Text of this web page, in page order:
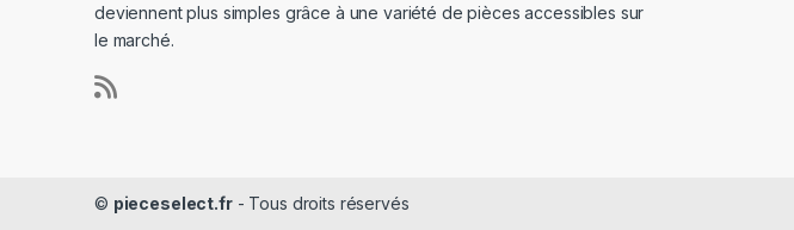
deviennent plus simples grâce à une variété de pièces accessibles sur
le marché.
© pieceselect.fr- Tous droits réservés